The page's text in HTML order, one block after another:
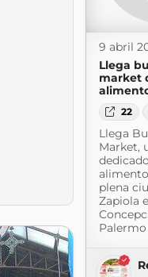
9 abril
Llega
market
22
Llega
Market,
plena
Zapiola
Palermo